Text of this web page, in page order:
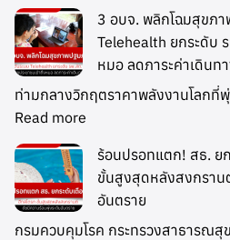
3 อบจ. พลิกโฉมสุขภ
Telehealth ยกระดับ
หมอ ลดภาระค่าเดินท
ท่ามกลางวิกฤตราคาพลังงานโลก
Read more
ร้อนปรอทแตก! สธ. ยก
ขั้นสูงสุดหลังสงกราน
อันตราย
กรมควบคุมโรค กระทรวงสาธารณสุ